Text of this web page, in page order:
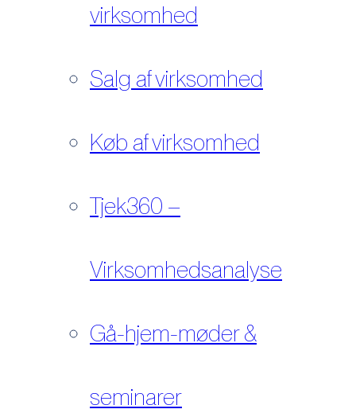
virksomhed
Salg af virksomhed
Køb af virksomhed
Tjek360 –
Virksomhedsanalyse
Gå-hjem-møder &
seminarer